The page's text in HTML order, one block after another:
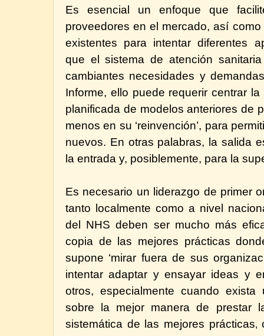
Es esencial un enfoque que
proveedores en el mercado, así
existentes para intentar diferentes
que el sistema de atención
cambiantes necesidades y
Informe, ello puede requerir centrar
planificada de modelos anteriores de
menos en su ‘reinvención’, para
nuevos. En otras palabras, la salida
la entrada y, posiblemente, para la
Es necesario un liderazgo de primer
tanto localmente como a nivel
del NHS deben ser mucho más
copia de las mejores prácticas
supone ‘mirar fuera de sus
intentar adaptar y ensayar ideas y
otros, especialmente cuando
sobre la mejor manera de prestar
sistemática de las mejores prácticas,